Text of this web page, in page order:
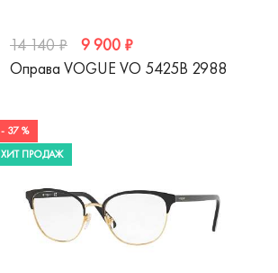
14 140 ₽
9 900 ₽
Оправа VOGUE VO 5425B 2988
- 37 %
ХИТ ПРОДАЖ